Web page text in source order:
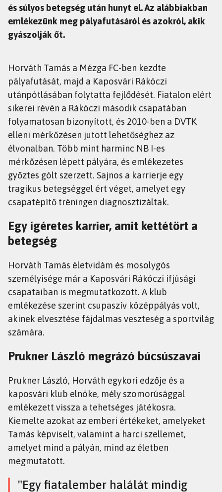
és súlyos betegség után hunyt el. Az alábbiakban
emlékezünk meg pályafutásáról és azokról, akik
gyászolják őt.
Horváth Tamás a Mézga FC-ben kezdte
pályafutását, majd a Kaposvári Rákóczi
utánpótlásában folytatta fejlődését. Fiatalon elért
sikerei révén a Rákóczi második csapatában
folyamatosan bizonyított, és 2010-ben a DVTK
elleni mérkőzésen jutott lehetőséghez az
élvonalban. Több mint harminc NB I-es
mérkőzésen lépett pályára, és emlékezetes
győztes gólt szerzett. Sajnos a karrierje egy
tragikus betegséggel ért véget, amelyet egy
csapatépítő tréningen diagnosztizáltak.
Egy ígéretes karrier, amit kettétört a
betegség
Horváth Tamás életvidám és mosolygós
személyisége már a Kaposvári Rákóczi ifjúsági
csapataiban is megmutatkozott. A klub
emlékezése szerint csupaszív középpályás volt,
akinek elvesztése fájdalmas veszteség a sportvilág
számára.
Prukner László megrázó búcsúszavai
Prukner László, Horváth egykori edzője és a
kaposvári klub elnöke, mély szomorúsággal
emlékezett vissza a tehetséges játékosra.
Kiemelte azokat az emberi értékeket, amelyeket
Tamás képviselt, valamint a harci szellemet,
amelyet mind a pályán, mind az életben
megmutatott.
"Egy fiatalember halálát mindig